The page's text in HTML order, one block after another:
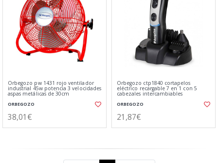
Orbegozo pw 1431 rojo ventilador
industrial 45w potencia 3 velocidades
aspas metálicas de 30cm
ORBEGOZO
38,01€
Orbegozo ctp1840 cortapelos
eléctrico recargable 7 en 1 con 5
cabezales intercambiables
ORBEGOZO
21,87€